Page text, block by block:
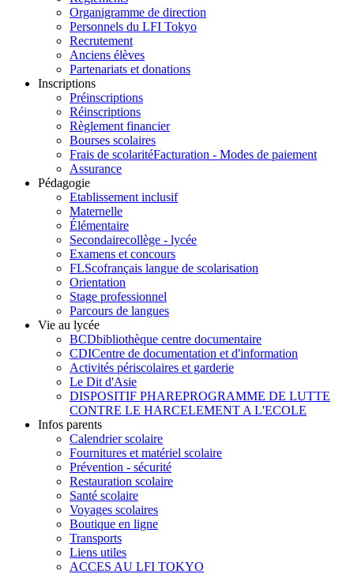
Organigramme de direction
Personnels du LFI Tokyo
Recrutement
Anciens élèves
Partenariats et donations
Inscriptions
Préinscriptions
Réinscriptions
Règlement financier
Bourses scolaires
Frais de scolaritéFacturation - Modes de paiement
Assurance
Pédagogie
Etablissement inclusif
Maternelle
Élémentaire
Secondairecollège - lycée
Examens et concours
FLScofrançais langue de scolarisation
Orientation
Stage professionnel
Parcours de langues
Vie au lycée
BCDbibliothèque centre documentaire
CDICentre de documentation et d'information
Activités périscolaires et garderie
Le Dit d'Asie
DISPOSITIF PHAREPROGRAMME DE LUTTE
CONTRE LE HARCELEMENT A L'ECOLE
Infos parents
Calendrier scolaire
Fournitures et matériel scolaire
Prévention - sécurité
Restauration scolaire
Santé scolaire
Voyages scolaires
Boutique en ligne
Transports
Liens utiles
ACCES AU LFI TOKYO